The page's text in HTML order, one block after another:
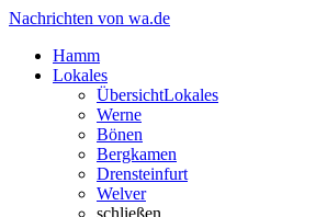
Nachrichten von wa.de
Hamm
Lokales
ÜbersichtLokales
Werne
Bönen
Bergkamen
Drensteinfurt
Welver
schließen